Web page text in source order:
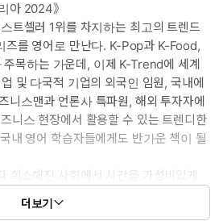
아 2024》
트셀러 1위를 차지하는 최고의 트렌드
즈를 영어로 만난다. K-Pop과 K-Food,
목하는 가운데, 이제 K-Trend에 세계
및 다국적 기업의 외국인 임원, 국내에
니스맨과 언론사 특파원, 해외 투자자에
니스 현장에서 활용할 수 있는 트렌디한
내 영어 학습자들에게도 반가운 책이 될
희소해진 사회에서 시간을 가성비있게
중요한 능력이 되었고, 분초를 다투는 속
지능은 인간의 자리를 위협하며 인간의
더보기